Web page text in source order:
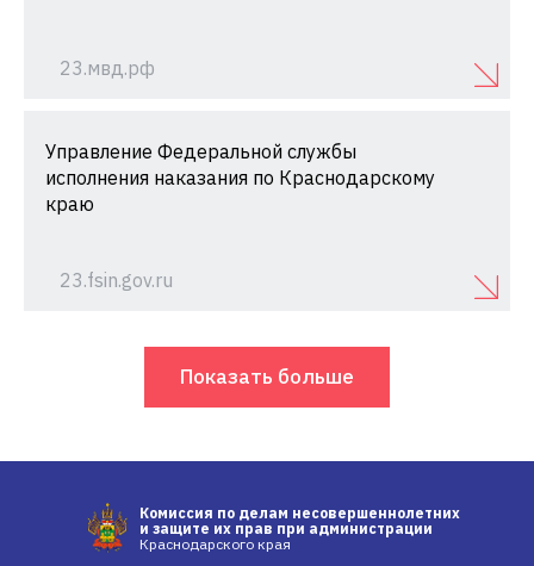
23.мвд.рф
Управление Федеральной службы
исполнения наказания по Краснодарскому
краю
23.fsin.gov.ru
Показать больше
Комиссия по делам несовершеннолетних
и защите их прав при администрации
Краснодарского края